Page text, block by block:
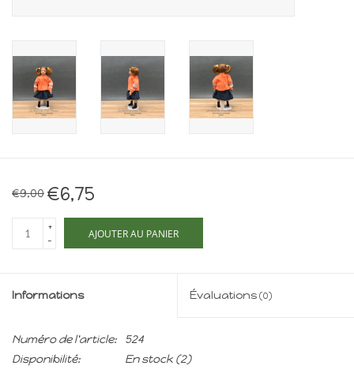
Maison de souris
miniature - The Mouse
€9,00 €6,75
+
-
AJOUTER AU PANIER
Informations Évaluations (0)
Numéro de l'article:
524
Disponibilité:
En stock (2)